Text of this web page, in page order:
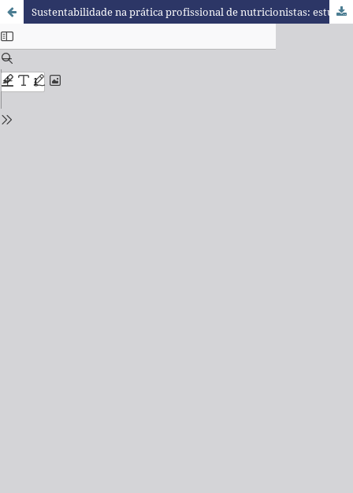
Sustentabilidade na prática profissional de nutricionistas: estudo transversal no Paraná